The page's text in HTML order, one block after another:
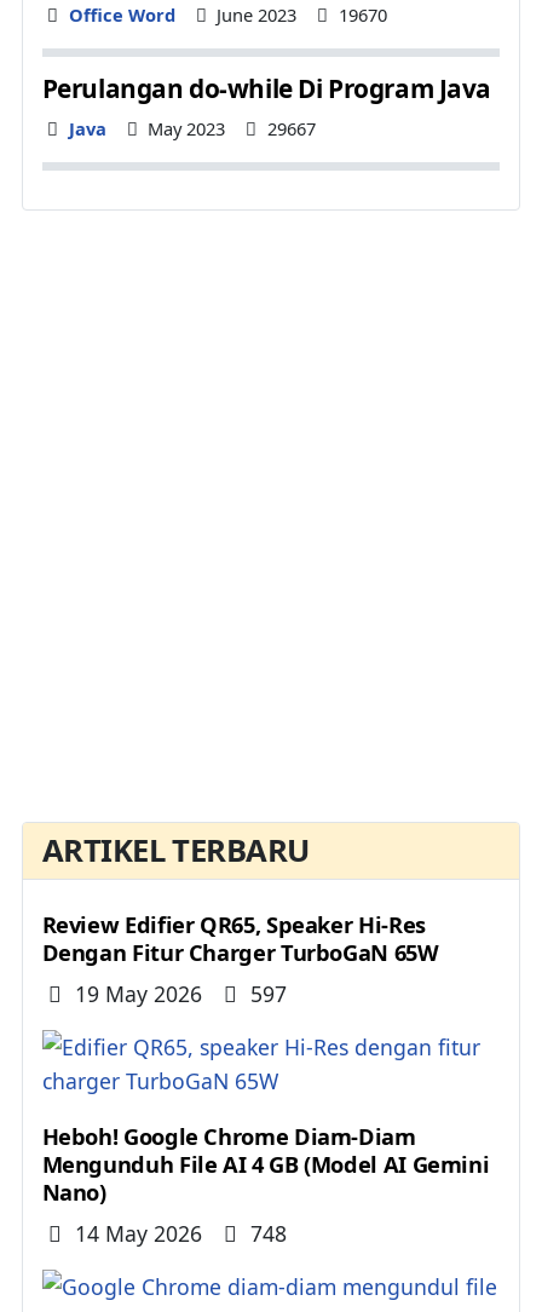
Details
Office Word June 2023 19670
Perulangan do-while Di Program Java
Details
Java May 2023 29667
ARTIKEL TERBARU
Review Edifier QR65, Speaker Hi-Res
Dengan Fitur Charger TurboGaN 65W
Details
19 May 2026 597
Heboh! Google Chrome Diam-Diam
Mengunduh File AI 4 GB (Model AI Gemini
Nano)
Details
14 May 2026 748